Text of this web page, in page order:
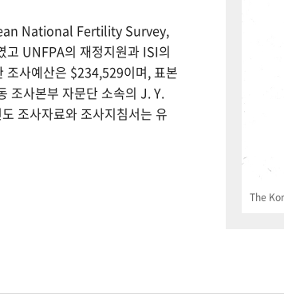
National Fertility Survey,
고 UNFPA의 재정지원과 ISI의
조사예산은 $234,529이며, 표본
조사본부 자문단 소속의 J. Y.
조사자료와 조사지침서는 유
The